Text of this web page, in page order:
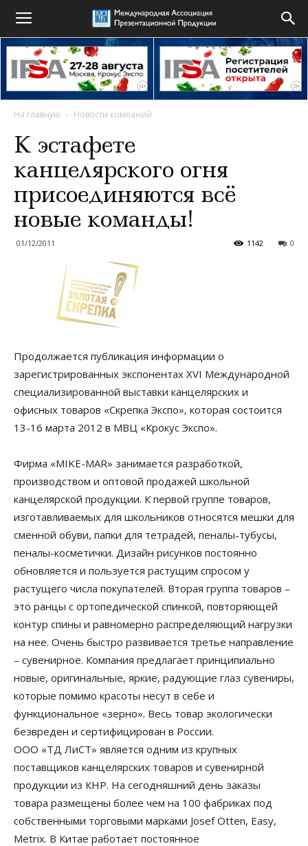
На главную Новости компаний
К эстафете
канцелярского огня
присоединяются всё
новые команды!
01/12/2011 0
1142
Продолжается публикация информации о
зарегистрированных экспонентах XVI Международной
специализированной выставки канцелярских и
офисных товаров «Скрепка Экспо», которая состоится
13-16 марта 2012 в МВЦ «Крокус Экспо».
Фирма «MIKE-MAR» занимается разработкой,
производством и оптовой продажей школьной
канцелярской продукции. К первой группе товаров,
изготавливаемых для школьников относятся мешки для
сменной обуви, папки для тетрадей, пеналы-тубусы,
пеналы-косметички. Дизайн рисунков постоянно
обновляется и пользуется растущим спросом у
растущего числа покупателей. Вторая группа товаров –
это ранцы с ортопедической спинкой, повторяющей
контур спины и равномерно распределяющий нагрузки
на нее. Очень быстро развивается третье направление
– сувенирное. Компания предлагает принципиально
новые, оригинальные, яркие, радующие глаз сувениры,
которые помимо красоты несут в себе и
функциональное «зерно». Весь товар экологически
безвреден и сертифицирован в России.
ООО «ТД ЛиСТ» является одним из крупных
поставщиков канцелярских товаров и сувенирной
продукции из КНР. На сегодняшний день заказы
товара размещены более чем на 100 фабриках под
собственными торговыми марками Josef Otten, Easy,
Metrix. В Китае работает постоянное